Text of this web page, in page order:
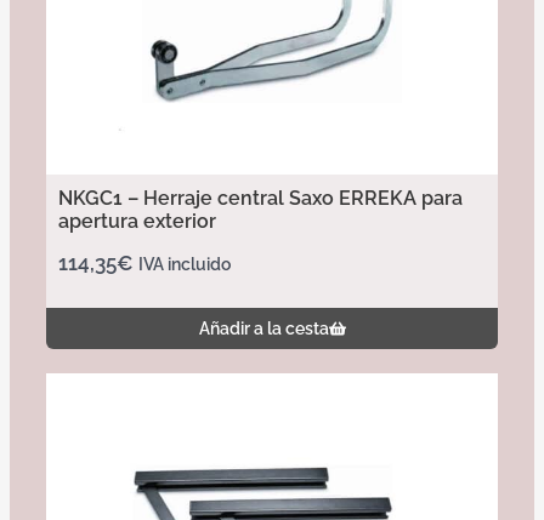
NKGC1 – Herraje central Saxo ERREKA para
apertura exterior
114,35€ IVA incluido
Añadir a la cesta